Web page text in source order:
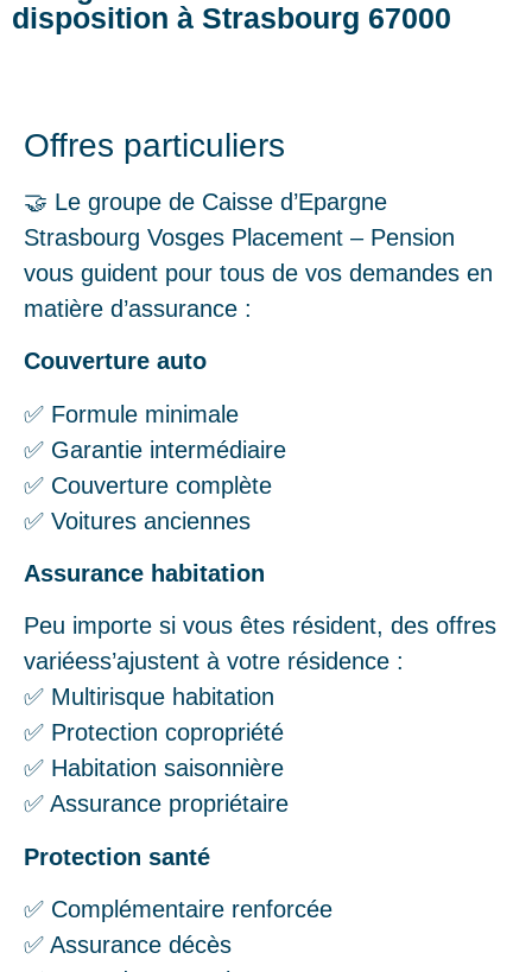
disposition à Strasbourg 67000
Offres particuliers
🤝 Le groupe de Caisse d’Epargne
Strasbourg Vosges Placement – Pension
vous guident pour tous de vos demandes en
matière d’assurance :
Couverture auto
✅ Formule minimale
✅ Garantie intermédiaire
✅ Couverture complète
✅ Voitures anciennes
Assurance habitation
Peu importe si vous êtes résident, des offres
variéess’ajustent à votre résidence :
✅ Multirisque habitation
✅ Protection copropriété
✅ Habitation saisonnière
✅ Assurance propriétaire
Protection santé
✅ Complémentaire renforcée
✅ Assurance décès